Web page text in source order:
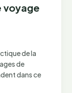
voyage
de la
de
dans ce